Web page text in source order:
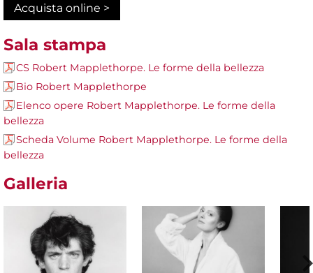
Acquista online >
Sala stampa
CS Robert Mapplethorpe. Le forme della bellezza
Bio Robert Mapplethorpe
Elenco opere Robert Mapplethorpe. Le forme della
bellezza
Scheda Volume Robert Mapplethorpe. Le forme della
bellezza
Galleria